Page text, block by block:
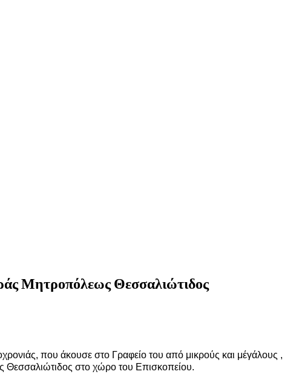
Μητροπόλεως Θεσσαλιώτιδος
που άκουσε στο Γραφείο του από μικρούς και μέγάλους ,
Θεσσαλιώτιδος στο χώρο του Επισκοπείου.